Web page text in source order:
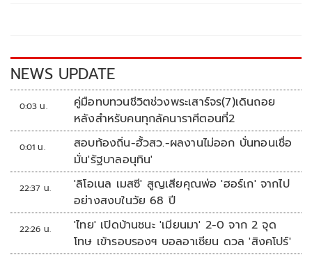
k k
NEWS UPDATE
0:03 น.
คู่มือทบทวนชีวิตช่วงพระเสาร์จร(7)เดินถอย
หลังสำหรับคนทุกลัคนาราศีตอนที่2
0:01 น.
สอบท้องถิ่น-ฮั้วสว.-ผลงานไม่ออก บั่นทอนเชื่อ
มั่น'รัฐบาลอนุทิน'
22:37 น.
'ลิโอเนล เมสซี' สูญเสียคุณพ่อ 'ฮอร์เก' จากไป
อย่างสงบในวัย 68 ปี
22:26 น.
'ไทย' เปิดบ้านชนะ 'เมียนมา' 2-0 จาก 2 จุด
โทษ เข้ารอบรองฯ บอลอาเซียน ดวล 'สิงคโปร์'